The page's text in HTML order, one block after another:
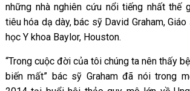
những nhà nghiên cứu nổi tiếng nhất thế
tiêu hóa dạ dày, bác sỹ David Graham,
học Y khoa Baylor, Houston.
“Trong cuộc đời của tôi chúng ta nên thấy
biến mất” bác sỹ Graham đã nói trong